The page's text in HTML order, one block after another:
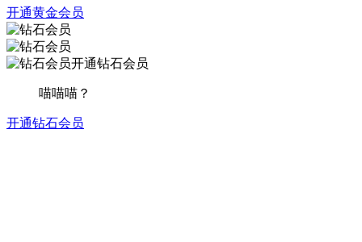
开通黄金会员
开通钻石会员
喵喵喵？
开通钻石会员